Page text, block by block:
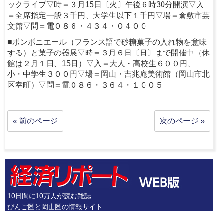
ックライブ▽時＝３月15日〔火〕午後６時30分開演▽入
＝全席指定一般３千円、大学生以下１千円▽場＝倉敷市芸
文館▽問＝電０８６・４３４・０４００
■ボンボニエール（フランス語で砂糖菓子の入れ物を意味
する）と菓子の器展▽時＝３月６日〔日〕まで開催中（休
館は２月１日、15日）▽入＝大人・高校生６００円、
小・中学生３００円▽場＝岡山・吉兆庵美術館（岡山市北
区幸町）▽問＝電０８６・３６４・１００５
« 前のページ 次のページ »
10日間に10万人が読む雑誌
びんご圏と岡山圏の情報サイト